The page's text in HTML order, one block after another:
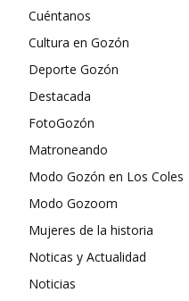
Cuéntanos
Cultura en Gozón
Deporte Gozón
Destacada
FotoGozón
Matroneando
Modo Gozón en Los Coles
Modo Gozoom
Mujeres de la historia
Noticas y Actualidad
Noticias